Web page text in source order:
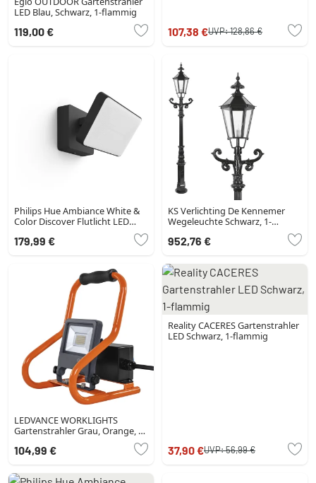
LED Blau, Schwarz, 1-flammig
119,00 € 107,38 €UVP:128,86 €
Philips Hue Ambiance White &
Color Discover Flutlicht LED
Farbwechsler
179,99 €
KS Verlichting De Kennemer
Wegeleuchte Schwarz, 1-
952,76 €
LEDVANCE WORKLIGHTS
Gartenstrahler Grau, Orange, 1-
104,99 €
Reality CACERES Gartenstrahler
LED Schwarz, 1-flammig
37,90 €UVP:56,99 €